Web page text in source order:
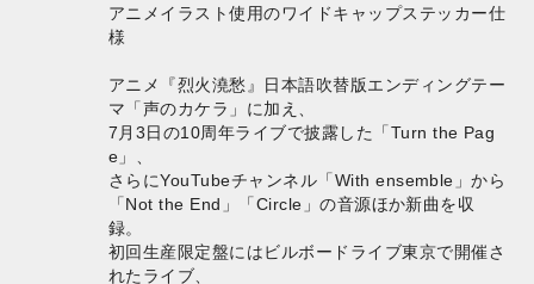
アニメイラスト使用のワイドキャップステッカー仕
様
アニメ『烈火澆愁』日本語吹替版エンディングテー
マ「声のカケラ」に加え、
7月3日の10周年ライブで披露した「Turn the Pag
e」、
さらにYouTubeチャンネル「With ensemble」から
「Not the End」「Circle」の音源ほか新曲を収
録。
初回生産限定盤にはビルボードライブ東京で開催さ
れたライブ、